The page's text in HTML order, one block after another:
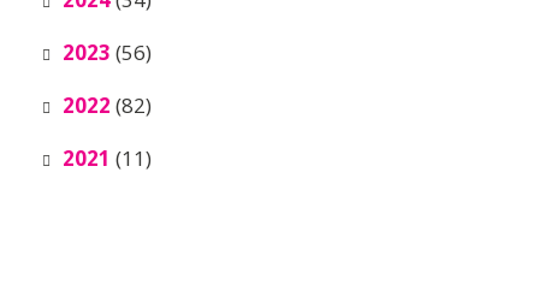
2023 (56)
2022 (82)
2021 (11)